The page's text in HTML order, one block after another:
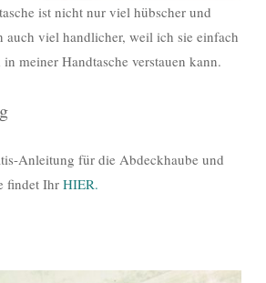
ist nicht nur viel hübscher und
auch viel handlicher, weil ich sie einfach
meiner Handtasche verstauen kann.
Anleitung für die Abdeckhaube und
findet Ihr HIER.